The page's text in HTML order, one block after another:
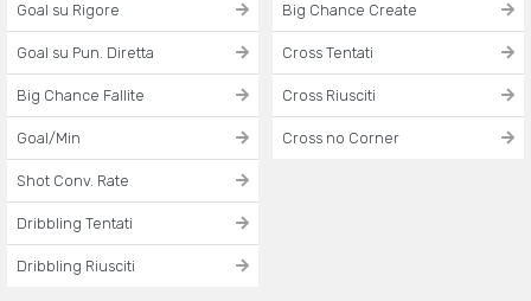
Goal su Rigore
Goal su Pun. Diretta
Big Chance Fallite
Goal/Min
Shot Conv. Rate
Dribbling Tentati
Dribbling Riusciti
Big Chance Create
Cross Tentati
Cross Riusciti
Cross no Corner